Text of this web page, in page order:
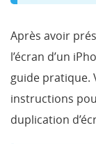
Après avoir
l’écran d’un
guide pratique.
instructions
duplication